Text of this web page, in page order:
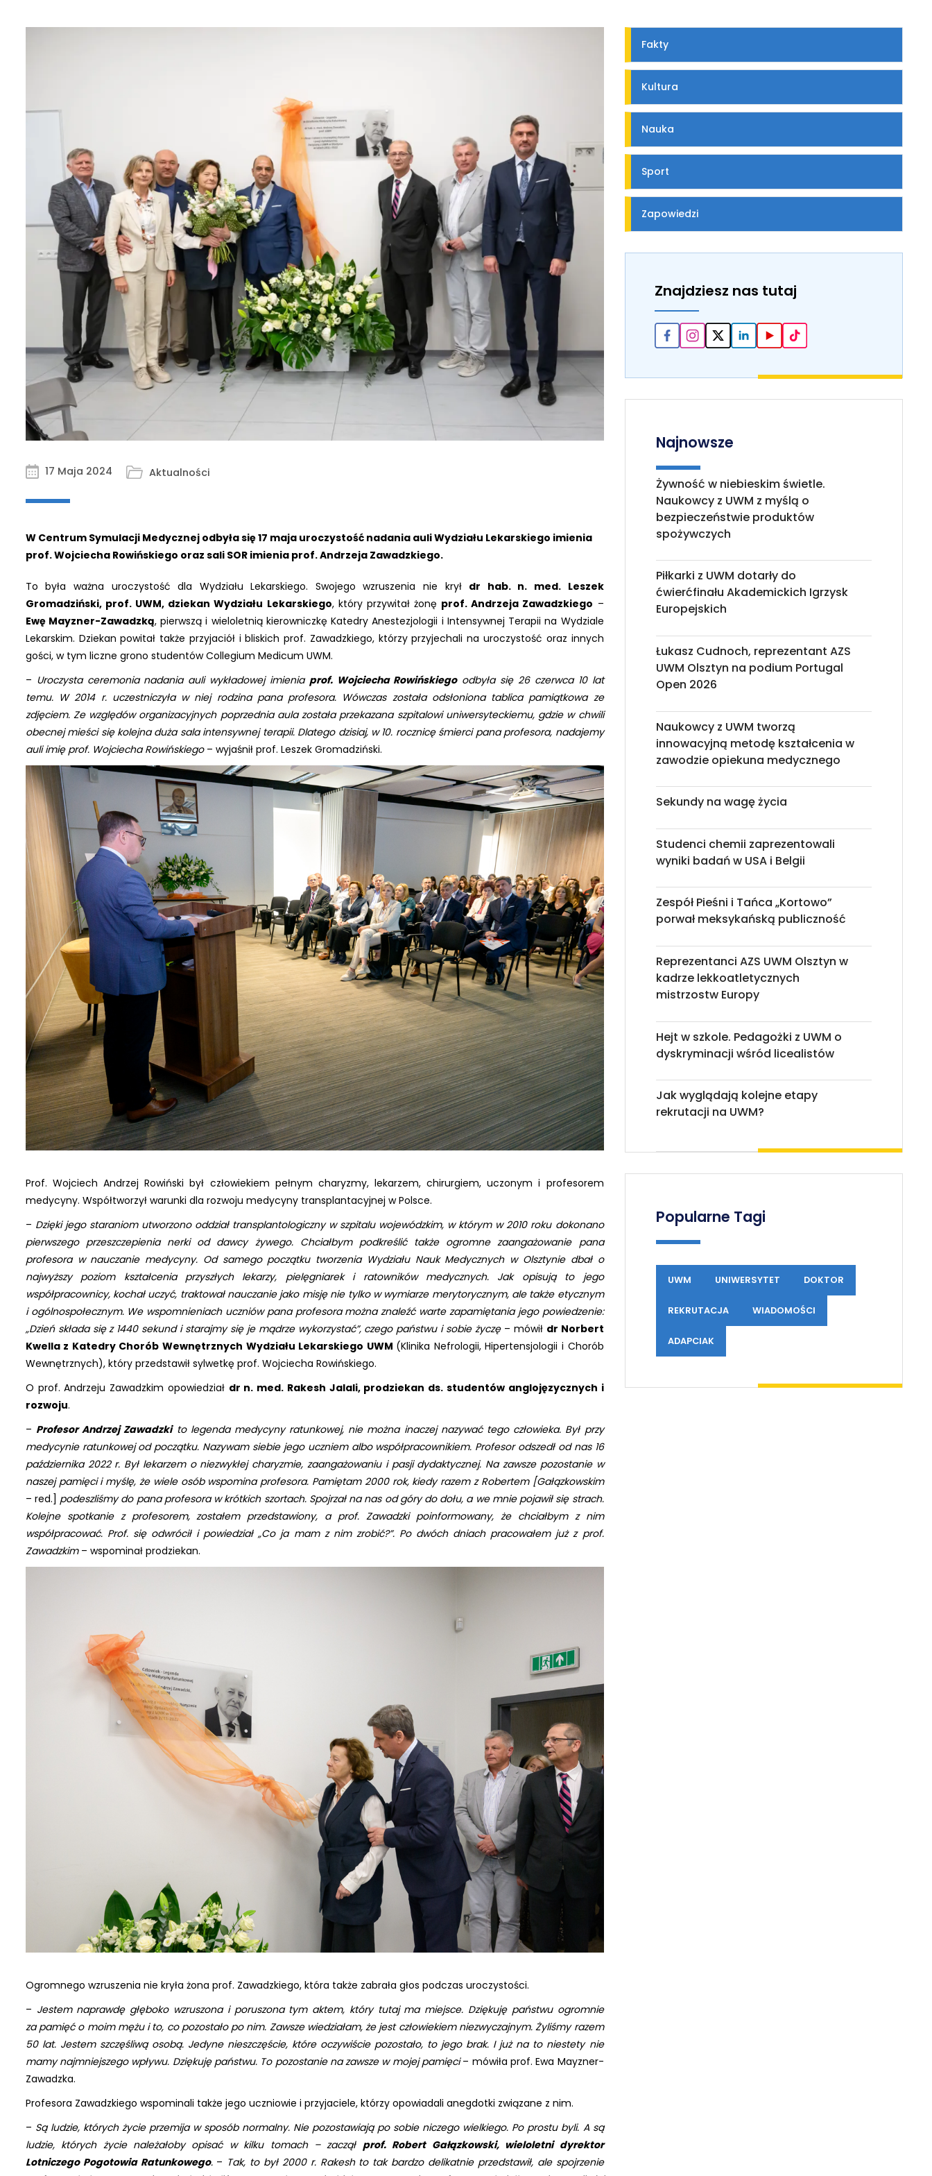
17 Maja 2024 Aktualności
W Centrum Symulacji Medycznej odbyła się 17 maja uroczystość nadania auli Wydziału Lekarskiego imienia
prof. Wojciecha Rowińskiego oraz sali SOR imienia prof. Andrzeja Zawadzkiego.
To była ważna uroczystość dla Wydziału Lekarskiego. Swojego wzruszenia nie krył dr hab. n. med. Leszek
Gromadziński, prof. UWM, dziekan Wydziału Lekarskiego, który przywitał żonę prof. Andrzeja Zawadzkiego –
Ewę Mayzner-Zawadzką, pierwszą i wieloletnią kierowniczkę Katedry Anestezjologii i Intensywnej Terapii na Wydziale
Lekarskim. Dziekan powitał także przyjaciół i bliskich prof. Zawadzkiego, którzy przyjechali na uroczystość oraz innych
gości, w tym liczne grono studentów Collegium Medicum UWM.
– Uroczysta ceremonia nadania auli wykładowej imienia prof. Wojciecha Rowińskiegoodbyła się 26 czerwca 10 lat
temu. W 2014 r. uczestniczyła w niej rodzina pana profesora. Wówczas została odsłoniona tablica pamiątkowa ze
zdjęciem. Ze względów organizacyjnych poprzednia aula została przekazana szpitalowi uniwersyteckiemu, gdzie w chwili
obecnej mieści się kolejna duża sala intensywnej terapii. Dlatego dzisiaj, w 10. rocznicę śmierci pana profesora, nadajemy
auli imię prof. Wojciecha Rowińskiego– wyjaśnił prof. Leszek Gromadziński.
Prof. Wojciech Andrzej Rowiński był człowiekiem pełnym charyzmy, lekarzem, chirurgiem, uczonym i profesorem
medycyny. Współtworzył warunki dla rozwoju medycyny transplantacyjnej w Polsce.
– Dzięki jego staraniom utworzono oddział transplantologiczny w szpitalu wojewódzkim, w którym w 2010 roku dokonano
pierwszego przeszczepienia nerki od dawcy żywego. Chciałbym podkreślić także ogromne zaangażowanie pana
profesora w nauczanie medycyny. Od samego początku tworzenia Wydziału Nauk Medycznych w Olsztynie dbał o
najwyższy poziom kształcenia przyszłych lekarzy, pielęgniarek i ratowników medycznych. Jak opisują to jego
współpracownicy, kochał uczyć, traktował nauczanie jako misję nie tylko w wymiarze merytorycznym, ale także etycznym
i ogólnospołecznym. We wspomnieniach uczniów pana profesora można znaleźć warte zapamiętania jego powiedzenie:
„Dzień składa się z 1440 sekund i starajmy się je mądrze wykorzystać”, czego państwu i sobie życzę– mówił dr Norbert
Kwella z Katedry Chorób Wewnętrznych Wydziału Lekarskiego UWM (Klinika Nefrologii, Hipertensjologii i Chorób
Wewnętrznych), który przedstawił sylwetkę prof. Wojciecha Rowińskiego.
O prof. Andrzeju Zawadzkim opowiedział dr n. med. Rakesh Jalali, prodziekan ds. studentów anglojęzycznych i
rozwoju.
– Profesor Andrzej Zawadzkito legenda medycyny ratunkowej, nie można inaczej nazywać tego człowieka. Był przy
medycynie ratunkowej od początku. Nazywam siebie jego uczniem albo współpracownikiem. Profesor odszedł od nas 16
października 2022 r. Był lekarzem o niezwykłej charyzmie, zaangażowaniu i pasji dydaktycznej. Na zawsze pozostanie w
naszej pamięci i myślę, że wiele osób wspomina profesora. Pamiętam 2000 rok, kiedy razem z Robertem [Gałązkowskim
– red.] podeszliśmy do pana profesora w krótkich szortach. Spojrzał na nas od góry do dołu, a we mnie pojawił się strach.
Kolejne spotkanie z profesorem, zostałem przedstawiony, a prof. Zawadzki poinformowany, że chciałbym z nim
współpracować. Prof. się odwrócił i powiedział „Co ja mam z nim zrobić?”. Po dwóch dniach pracowałem już z prof.
Zawadzkim– wspominał prodziekan.
Ogromnego wzruszenia nie kryła żona prof. Zawadzkiego, która także zabrała głos podczas uroczystości.
– Jestem naprawdę głęboko wzruszona i poruszona tym aktem, który tutaj ma miejsce. Dziękuję państwu ogromnie
za pamięć o moim mężu i to, co pozostało po nim. Zawsze wiedziałam, że jest człowiekiem niezwyczajnym. Żyliśmy razem
50 lat. Jestem szczęśliwą osobą. Jedyne nieszczęście, które oczywiście pozostało, to jego brak. I już na to niestety nie
mamy najmniejszego wpływu. Dziękuję państwu. To pozostanie na zawsze w mojej pamięci– mówiła prof. Ewa Mayzner-
Zawadzka.
Profesora Zawadzkiego wspominali także jego uczniowie i przyjaciele, którzy opowiadali anegdotki związane z nim.
– Są ludzie, których życie przemija w sposób normalny. Nie pozostawiają po sobie niczego wielkiego. Po prostu byli. A są
ludzie, których życie należałoby opisać w kilku tomach – zaczął prof. Robert Gałązkowski, wieloletni dyrektor
Lotniczego Pogotowia Ratunkowego. – Tak, to był 2000 r. Rakesh to tak bardzo delikatnie przedstawił, ale spojrzenie
Fakty
Kultura
Nauka
Sport
Zapowiedzi
Znajdziesz nas tutaj
Najnowsze
Żywność w niebieskim świetle.
Naukowcy z UWM z myślą o
bezpieczeństwie produktów
spożywczych
Piłkarki z UWM dotarły do
ćwierćfinału Akademickich Igrzysk
Europejskich
Łukasz Cudnoch, reprezentant AZS
UWM Olsztyn na podium Portugal
Open 2026
Naukowcy z UWM tworzą
innowacyjną metodę kształcenia w
zawodzie opiekuna medycznego
Sekundy na wagę życia
Studenci chemii zaprezentowali
wyniki badań w USA i Belgii
Zespół Pieśni i Tańca „Kortowo”
porwał meksykańską publiczność
Reprezentanci AZS UWM Olsztyn w
kadrze lekkoatletycznych
mistrzostw Europy
Hejt w szkole. Pedagożki z UWM o
dyskryminacji wśród licealistów
Jak wyglądają kolejne etapy
rekrutacji na UWM?
Popularne Tagi
UWM UNIWERSYTET DOKTOR
REKRUTACJA WIADOMOŚCI
ADAPCIAK